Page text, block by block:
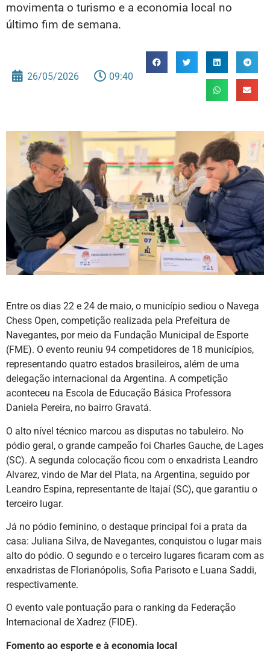
movimenta o turismo e a economia local no
último fim de semana.
26/05/2026 09:40
Entre os dias 22 e 24 de maio, o município sediou o Navega
Chess Open, competição realizada pela Prefeitura de
Navegantes, por meio da Fundação Municipal de Esporte
(FME). O evento reuniu 94 competidores de 18 municípios,
representando quatro estados brasileiros, além de uma
delegação internacional da Argentina. A competição
aconteceu na Escola de Educação Básica Professora
Daniela Pereira, no bairro Gravatá.
O alto nível técnico marcou as disputas no tabuleiro. No
pódio geral, o grande campeão foi Charles Gauche, de Lages
(SC). A segunda colocação ficou com o enxadrista Leandro
Alvarez, vindo de Mar del Plata, na Argentina, seguido por
Leandro Espina, representante de Itajaí (SC), que garantiu o
terceiro lugar.
Já no pódio feminino, o destaque principal foi a prata da
casa: Juliana Silva, de Navegantes, conquistou o lugar mais
alto do pódio. O segundo e o terceiro lugares ficaram com as
enxadristas de Florianópolis, Sofia Parisoto e Luana Saddi,
respectivamente.
O evento vale pontuação para o ranking da Federação
Internacional de Xadrez (FIDE).
Fomento ao esporte e à economia local